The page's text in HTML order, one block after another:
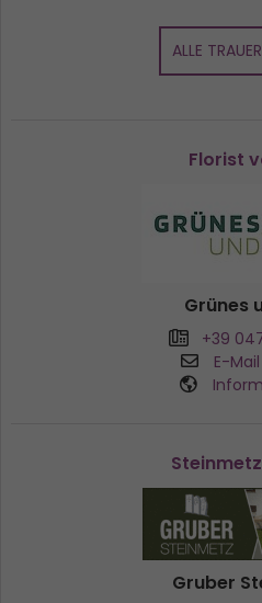
ALLE
Florist
Grünes
+39
E-
Gruber